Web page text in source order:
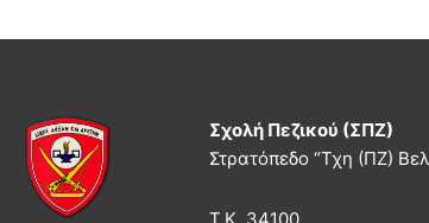
Σχολή Πεζικού (ΣΠΖ)
Στρατόπεδο “Τχη (ΠΖ)
Τ.Κ. 34100